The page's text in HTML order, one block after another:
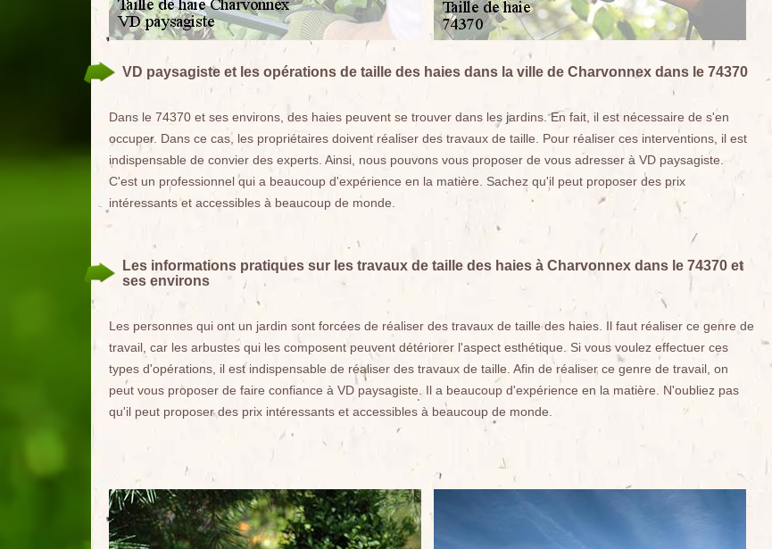
VD paysagiste et les opérations de taille des haies dans la ville de Charvonnex dans le 74370
Dans le 74370 et ses environs, des haies peuvent se trouver dans les jardins. En fait, il est nécessaire de s'en
occuper. Dans ce cas, les propriétaires doivent réaliser des travaux de taille. Pour réaliser ces interventions, il est
indispensable de convier des experts. Ainsi, nous pouvons vous proposer de vous adresser à VD paysagiste.
C'est un professionnel qui a beaucoup d'expérience en la matière. Sachez qu'il peut proposer des prix
intéressants et accessibles à beaucoup de monde.
Les informations pratiques sur les travaux de taille des haies à Charvonnex dans le 74370 et
ses environs
Les personnes qui ont un jardin sont forcées de réaliser des travaux de taille des haies. Il faut réaliser ce genre de
travail, car les arbustes qui les composent peuvent détériorer l'aspect esthétique. Si vous voulez effectuer ces
types d'opérations, il est indispensable de réaliser des travaux de taille. Afin de réaliser ce genre de travail, on
peut vous proposer de faire confiance à VD paysagiste. Il a beaucoup d'expérience en la matière. N'oubliez pas
qu'il peut proposer des prix intéressants et accessibles à beaucoup de monde.